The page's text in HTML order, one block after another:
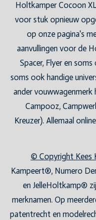
Holtkamper Cocoon
voor stuk opnieuw
op onze pagina's
aanvullingen voor de
Spacer, Flyer en
soms ook handige
ander vouwwagenmerk
Campooz,
Kreuzer). Allemaal
© Copyright Kees
Kampeert®, Numero
en JelleHoltkamp®
merknamen. Op
patentrecht en